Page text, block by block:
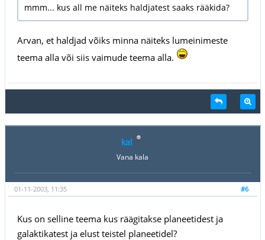
mmm... kus all me näiteks haldjatest saaks rääkida?
Arvan, et haldjad võiks minna näiteks lumeinimeste
teema alla või siis vaimude teema alla.
kal
Vana kala
#6
01-11-2003, 11:35
Kus on selline teema kus räägitakse planeetidest ja
galaktikatest ja elust teistel planeetidel?